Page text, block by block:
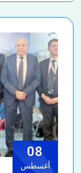
08
أغسطس